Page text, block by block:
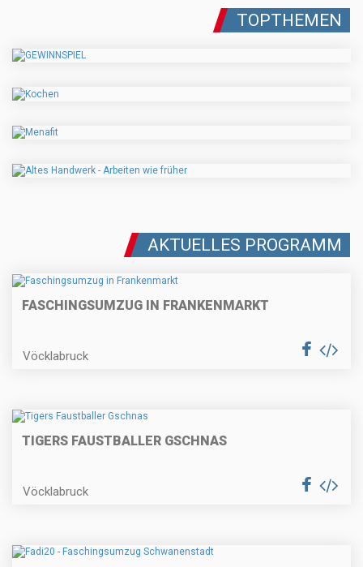
TOPTHEMEN
AKTUELLES PROGRAMM
FASCHINGSUMZUG IN FRANKENMARKT
Vöcklabruck
TIGERS FAUSTBALLER GSCHNAS
Vöcklabruck